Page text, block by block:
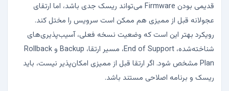
قدیمی بودن Firmware می‌تواند ریسک جدی باشد، اما ارتقای
عجولانه قبل از ممیزی هم ممکن است سرویس را مختل کند.
رویکرد بهتر این است که وضعیت نسخه فعلی، آسیب‌پذیری‌های
شناخته‌شده، End of Support، مسیر ارتقا، Backup و Rollback
Plan مشخص شود. اگر ارتقا قبل از ممیزی امکان‌پذیر نیست، باید
ریسک و برنامه اصلاحی مستند باشد.